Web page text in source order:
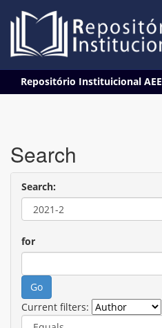
navigation
Repositório Instituicional AEE
Search
Search:
for
Current filters: